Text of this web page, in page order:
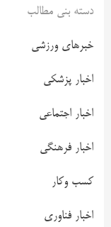
دسته بنی مطالب
خبرهای ورزشی
اخبار پزشکی
اخبار اجتماعی
اخبار فرهنگی
کسب وکار
اخبار فناوری